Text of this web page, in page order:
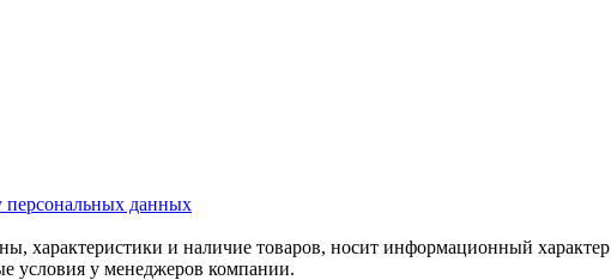
персональных данных
характеристики и наличие товаров, носит информационный
условия у менеджеров компании.